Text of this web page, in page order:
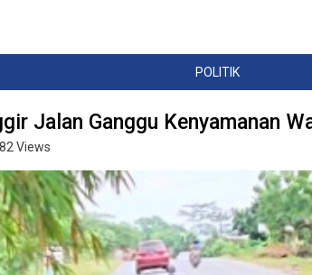
POLITIK
Jalan Ganggu Kenyamanan
Views